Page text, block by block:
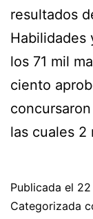
resultados
Habilidades
los 71 mil
ciento
las cuales 2
Publicada el
Categorizada